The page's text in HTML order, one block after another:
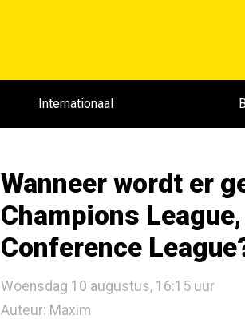
Internationaal
Wanneer wordt er
Champions
Conference
Woensdag 10 augustus, 16:15 uur
Auteur: Maxim